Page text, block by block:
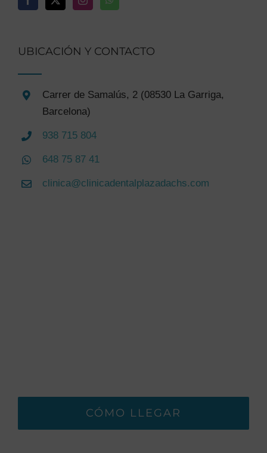
UBICACIÓN Y CONTACTO
Carrer de Samalús, 2 (08530 La Garriga,
Barcelona)
938 715 804
648 75 87 41
clinica@clinicadentalplazadachs.com
CÓMO LLEGAR